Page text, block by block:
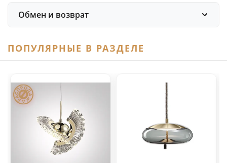
Обмен и возврат
ПОПУЛЯРНЫЕ В РАЗДЕЛЕ